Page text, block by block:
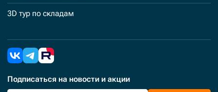
3D тур по складам
Подписаться на новости и акции